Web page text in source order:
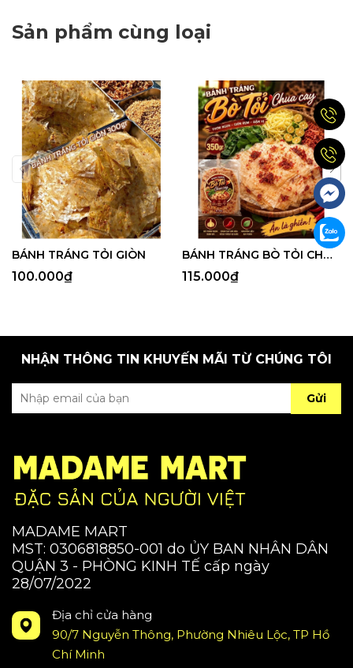
Sản phẩm cùng loại
BÁNH TRÁNG TỎI GIÒN
100.000₫
BÁNH TRÁNG BÒ TỎI CHUA CAY
115.000₫
NHẬN THÔNG TIN KHUYẾN MÃI TỪ CHÚNG TÔI
Gửi
MADAME MART
MST: 0306818850-001 do ỦY BAN NHÂN DÂN
QUẬN 3 - PHÒNG KINH TẾ cấp ngày
28/07/2022
Địa chỉ cửa hàng
90/7 Nguyễn Thông, Phường Nhiêu Lộc, TP Hồ
Chí Minh